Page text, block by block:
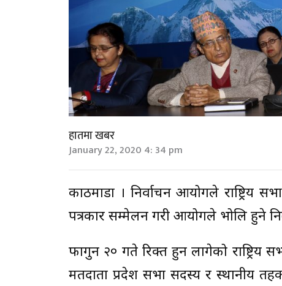
हातमा खबर
January 22, 2020 4: 34 pm
काठमाडौं । निर्वाचन आयोगले राष्ट्रिय
पत्रकार सम्मेलन गरी आयोगले भोलि हुने
फागुन २० गते रिक्त हुन लागेको राष्ट्रिय
मतदाता प्रदेश सभा सदस्य र स्थानीय